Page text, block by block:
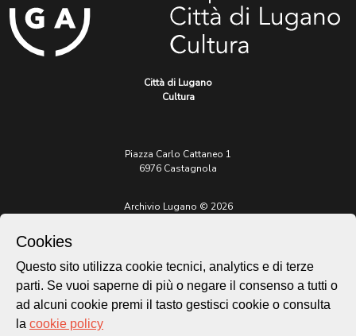
Città di Lugano
Cultura
Piazza Carlo Cattaneo 1
6976 Castagnola
Archivio Lugano © 2026
t. +41 58 866 68 50
Sito istituzionale:
lugano.ch
Cookies
Questo sito utilizza cookie tecnici, analytics e di terze
parti. Se vuoi saperne di più o negare il consenso a tutti o
ad alcuni cookie premi il tasto gestisci cookie o consulta
la cookie policy